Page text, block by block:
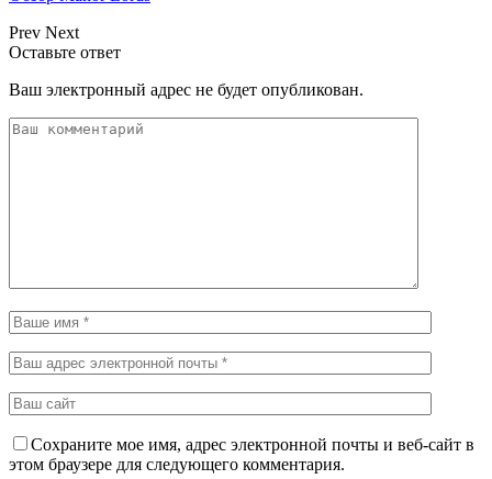
Prev Next
Оставьте ответ
Ваш электронный адрес не будет опубликован.
Сохраните мое имя, адрес электронной почты и веб-сайт в
этом браузере для следующего комментария.